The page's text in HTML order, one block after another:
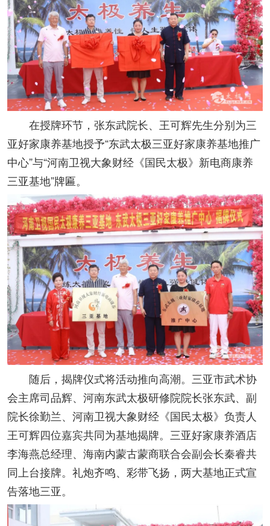
在授牌环节，张东武院长、王可辉先生分别为三
亚好家康养基地授予“东武太极三亚好家康养基地推广
中心”与“河南卫视大象财经《国民太极》新电商康养
三亚基地”牌匾。
随后，揭牌仪式将活动推向高潮。三亚市武术协
会主席司品辉、河南东武太极研修院院长张东武、副
院长徐勤兰、河南卫视大象财经《国民太极》负责人
王可辉四位嘉宾共同为基地揭牌。三亚好家康养酒店
李海燕总经理、海南内蒙古蒙商联合会副会长秦睿共
同上台接牌。礼炮齐鸣、彩带飞扬，两大基地正式宣
告落地三亚。